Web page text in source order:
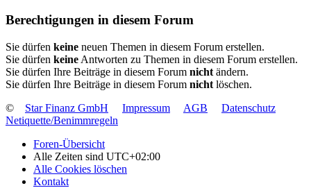
Berechtigungen in diesem Forum
Sie dürfen keine neuen Themen in diesem Forum erstellen.
Sie dürfen keine Antworten zu Themen in diesem Forum erstellen.
Sie dürfen Ihre Beiträge in diesem Forum nicht ändern.
Sie dürfen Ihre Beiträge in diesem Forum nicht löschen.
©
Star Finanz GmbH Impressum AGB
Datenschutz
Netiquette/Benimmregeln
Foren-Übersicht
Alle Zeiten sind UTC+02:00
Alle Cookies löschen
Kontakt